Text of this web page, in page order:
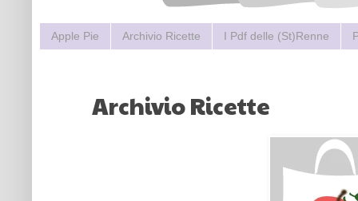
Apple Pie Archivio Ricette I Pdf delle (St)Renne
Archivio Ricette